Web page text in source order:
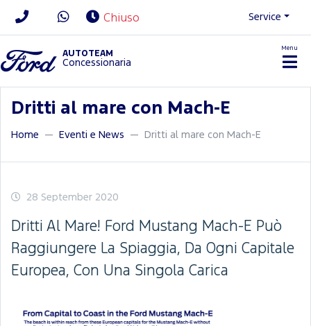
Chiuso Service
AUTOTEAM
Concessionaria
Menu
Dritti al mare con Mach-E
Home Eventi e News Dritti al mare con Mach-E
28 September 2020
Dritti Al Mare! Ford Mustang Mach-E Può
Raggiungere La Spiaggia, Da Ogni Capitale
Europea, Con Una Singola Carica